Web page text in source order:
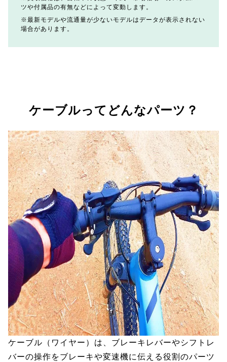
ツや付属品の有無などによって変動します。
最新モデルや流通量が少ないモデルはデータが表示されない
場合があります。
ケーブルってどんなパーツ？
ケーブル（ワイヤー）は、ブレーキレバーやシフトレ
バーの操作をブレーキや変速機に伝える役割のパーツ